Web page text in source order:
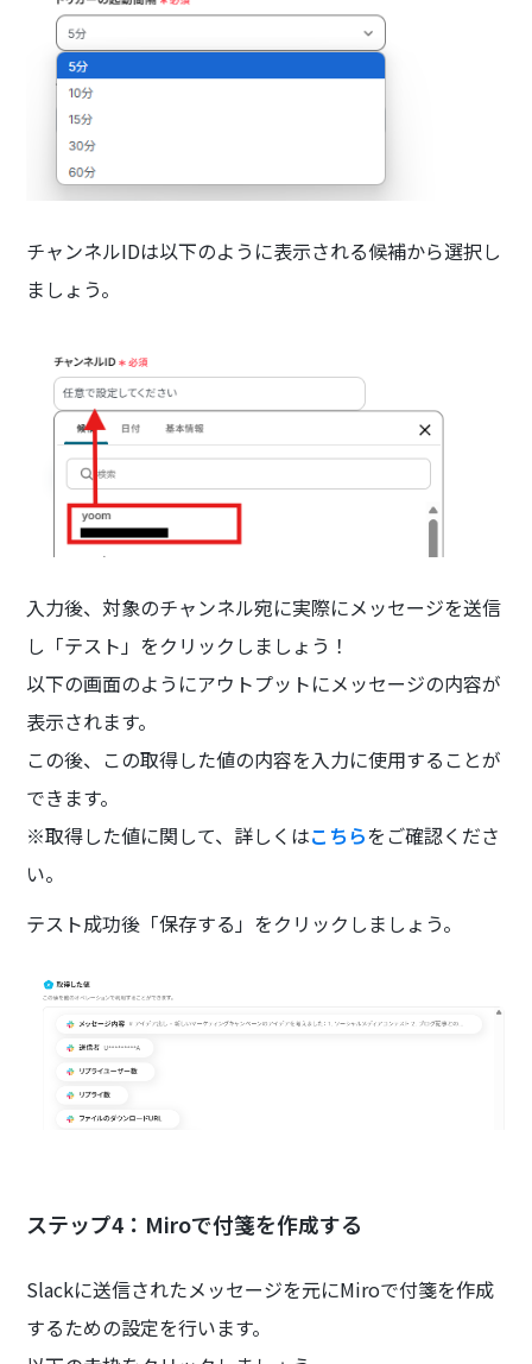
チャンネルIDは以下のように表示される候補から選択し
ましょう。
入力後、対象のチャンネル宛に実際にメッセージを送信
し「テスト」をクリックしましょう！
以下の画面のようにアウトプットにメッセージの内容が
表示されます。
この後、この取得した値の内容を入力に使用することが
できます。
※取得した値に関して、詳しくはこちらをご確認くださ
い。
テスト成功後「保存する」をクリックしましょう。
ステップ4：Miroで付箋を作成する
Slackに送信されたメッセージを元にMiroで付箋を作成
するための設定を行います。